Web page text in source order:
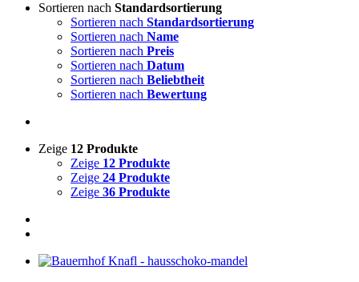
Sortieren nach Standardsortierung
Sortieren nach Standardsortierung
Sortieren nach Name
Sortieren nach Preis
Sortieren nach Datum
Sortieren nach Beliebtheit
Sortieren nach Bewertung
Zeige 12 Produkte
Zeige 12 Produkte
Zeige 24 Produkte
Zeige 36 Produkte